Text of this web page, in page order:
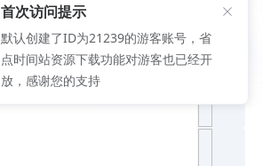
首次访问提示
默认创建了ID为21239的游客账号，省
点时间站资源下载功能对游客也已经开
放，感谢您的支持